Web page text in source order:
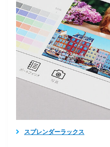
スプレンダーラックス